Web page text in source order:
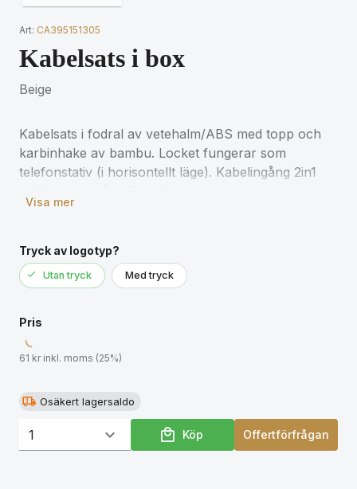
Art: CA395151305
Kabelsats i box
Beige
Kabelsats i fodral av vetehalm/ABS med topp och
karbinhake av bambu. Locket fungerar som
telefonstativ (i horisontellt läge). Kabelingång 2in1
Visa mer
Tryck av logotyp?
Utan tryck Med tryck
Pris
61 kr inkl. moms (25%)
Osäkert lagersaldo
Köp Offertförfrågan